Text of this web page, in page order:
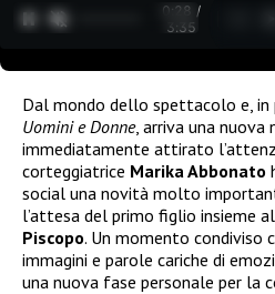
0:29 /
3:35
Dal mondo dello spettacolo e, in
Uomini e Donne, arriva una nuova
immediatamente attirato
corteggiatrice Marika Abbonato
social una novità molto
l’attesa del primo figlio insieme
Piscopo. Un momento condiviso
immagini e parole cariche di
una nuova fase personale per la